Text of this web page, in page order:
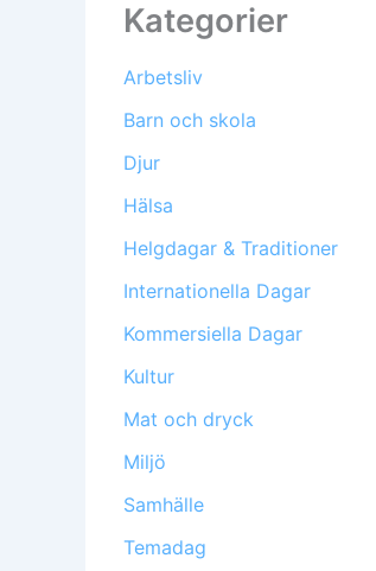
Kategorier
Arbetsliv
Barn och skola
Djur
Hälsa
Helgdagar & Traditioner
Internationella Dagar
Kommersiella Dagar
Kultur
Mat och dryck
Miljö
Samhälle
Temadag